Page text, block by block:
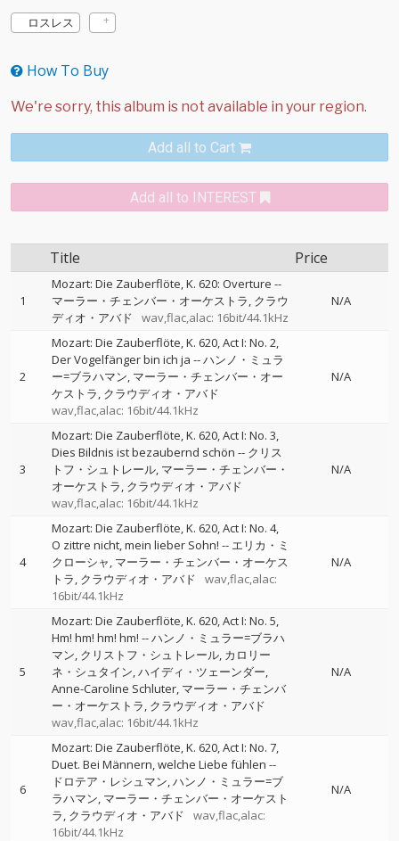
ロスレス
How To Buy
Add all to Cart
Add all to INTEREST
Title Price
1
Mozart: Die Zauberflöte, K. 620: Overture --
マーラー・チェンバー・オーケストラ クラウ
ディオ・アバド
wav,flac,alac: 16bit/44.1kHz
N/A
2
Mozart: Die Zauberflöte, K. 620, Act I: No. 2,
Der Vogelfänger bin ich ja --ハンノ・ミュラ
ー=ブラハマン マーラー・チェンバー・オー
ケストラ クラウディオ・アバド
wav,flac,alac: 16bit/44.1kHz
N/A
3
Mozart: Die Zauberflöte, K. 620, Act I: No. 3,
Dies Bildnis ist bezaubernd schön -- クリス
トフ・シュトレール マーラー・チェンバー・
オーケストラ クラウディオ・アバド
wav,flac,alac: 16bit/44.1kHz
N/A
4
Mozart: Die Zauberflöte, K. 620, Act I: No. 4,
O zittre nicht, mein lieber Sohn! -- エリカ・ミ
クローシャ マーラー・チェンバー・オーケス
トラ クラウディオ・アバド
wav,flac,alac:
16bit/44.1kHz
N/A
5
Mozart: Die Zauberflöte, K. 620, Act I: No. 5,
Hm! hm! hm! hm! --ハンノ・ミュラー=ブラハ
マン クリストフ・シュトレール カロリー
ネ・シュタイン ハイディ・ツェーンダー
Anne-Caroline Schluter マーラー・チェンバ
ー・オーケストラ クラウディオ・アバド
wav,flac,alac: 16bit/44.1kHz
N/A
6
Mozart: Die Zauberflöte, K. 620, Act I: No. 7,
Duet. Bei Männern, welche Liebe fühlen --
ドロテア・レシュマン ハンノ・ミュラー=ブ
ラハマン マーラー・チェンバー・オーケスト
ラ クラウディオ・アバド
wav,flac,alac:
16bit/44.1kHz
N/A